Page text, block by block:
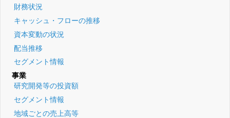
財務状況
キャッシュ・フローの推移
資本変動の状況
配当推移
セグメント情報
事業
研究開発等の投資額
セグメント情報
地域ごとの売上高等